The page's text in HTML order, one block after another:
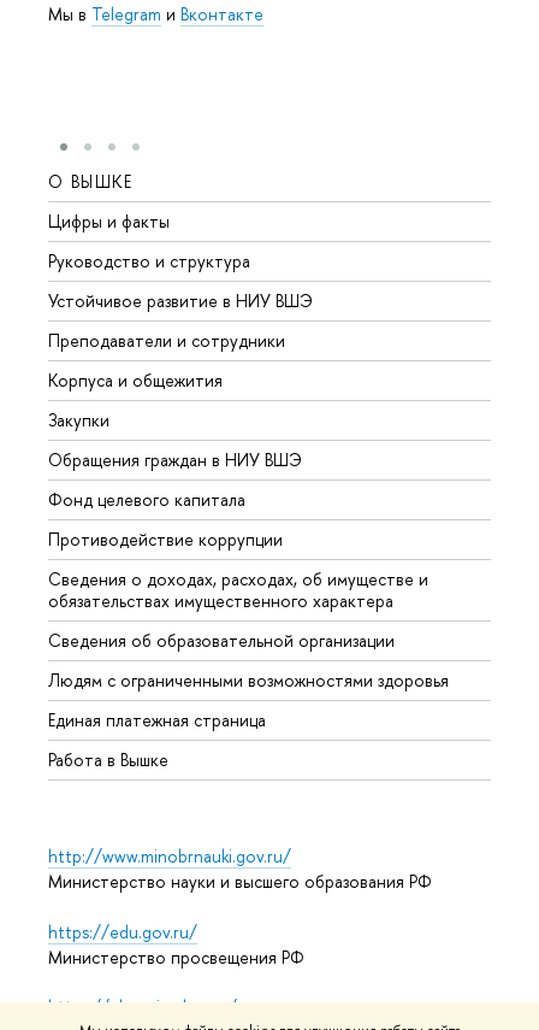
Мы в Telegram и Вконтакте
О ВЫШКЕ
Цифры и факты
Руководство и структура
Устойчивое развитие в НИУ ВШЭ
Преподаватели и сотрудники
Корпуса и общежития
Закупки
Обращения граждан в НИУ ВШЭ
Фонд целевого капитала
Противодействие коррупции
Сведения о доходах, расходах, об имуществе и
обязательствах имущественного характера
Сведения об образовательной организации
Людям с ограниченными возможностями здоровья
Единая платежная страница
Работа в Вышке
http://www.minobrnauki.gov.ru/
Министерство науки и высшего образования РФ
https://edu.gov.ru/
Министерство просвещения РФ
https://elearning.hse.ru/mooc